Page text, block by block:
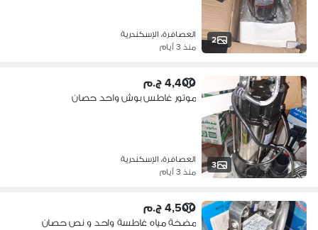
2
العصافرة، الإسكندرية
منذ 3 أيام
3
4,400 ج.م
موتور غاطس بوش واحد حصان
العصافرة، الإسكندرية
منذ 3 أيام
4,500 ج.م
مضخة مياه غاطسة واحد و نص حصان